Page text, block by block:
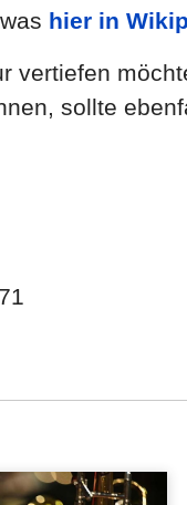
hier in
vertiefen
sollte